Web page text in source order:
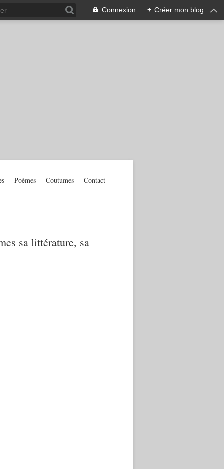
Connexion + Créer mon blog
sa littérature, sa
Poèmes Coutumes Contact